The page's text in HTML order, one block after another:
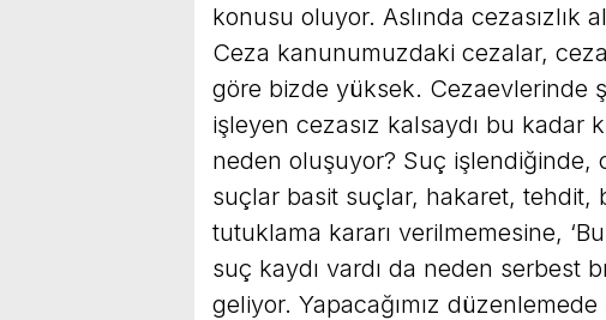
konusu oluyor. Aslında cezasızlık
Ceza kanunumuzdaki cezalar,
göre bizde yüksek. Cezaevlerinde
işleyen cezasız kalsaydı bu kadar
neden oluşuyor? Suç işlendiğinde,
suçlar basit suçlar, hakaret, tehdit,
tutuklama kararı verilmemesine,
suç kaydı vardı da neden serbest
geliyor. Yapacağımız